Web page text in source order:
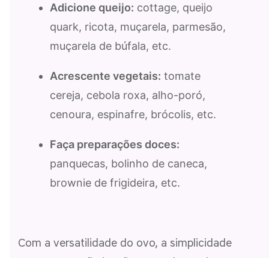
Adicione queijo: cottage, queijo
quark, ricota, muçarela, parmesão,
muçarela de búfala, etc.
Acrescente vegetais: tomate
cereja, cebola roxa, alho-poró,
cenoura, espinafre, brócolis, etc.
Faça preparações doces:
panquecas, bolinho de caneca,
brownie de frigideira, etc.
Com a versatilidade do ovo, a simplicidade